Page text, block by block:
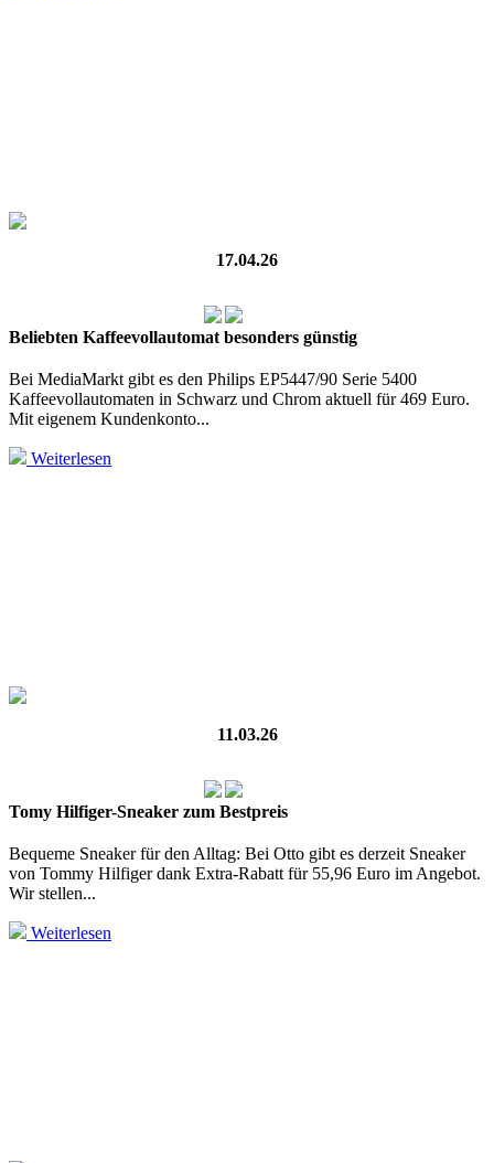
17.04.26
Beliebten Kaffeevollautomat besonders günstig
Bei MediaMarkt gibt es den Philips EP5447/90 Serie 5400
Kaffeevollautomaten in Schwarz und Chrom aktuell für 469 Euro.
Mit eigenem Kundenkonto...
Weiterlesen
11.03.26
Tomy Hilfiger-Sneaker zum Bestpreis
Bequeme Sneaker für den Alltag: Bei Otto gibt es derzeit Sneaker
von Tommy Hilfiger dank Extra-Rabatt für 55,96 Euro im Angebot.
Wir stellen...
Weiterlesen